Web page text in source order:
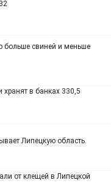
больше свиней и меньше
в банках 330,5
Липецкую область.
от клещей в Липецкой